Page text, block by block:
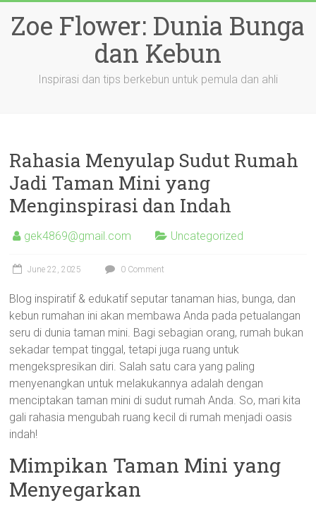
content
Zoe Flower: Dunia Bunga
dan Kebun
Inspirasi dan tips berkebun untuk pemula dan ahli
Rahasia Menyulap Sudut Rumah
Jadi Taman Mini yang
Menginspirasi dan Indah
gek4869@gmail.com Uncategorized
June 22, 2025 0 Comment
Blog inspiratif & edukatif seputar tanaman hias, bunga, dan
kebun rumahan ini akan membawa Anda pada petualangan
seru di dunia taman mini. Bagi sebagian orang, rumah bukan
sekadar tempat tinggal, tetapi juga ruang untuk
mengekspresikan diri. Salah satu cara yang paling
menyenangkan untuk melakukannya adalah dengan
menciptakan taman mini di sudut rumah Anda. So, mari kita
gali rahasia mengubah ruang kecil di rumah menjadi oasis
indah!
Mimpikan Taman Mini yang
Menyegarkan